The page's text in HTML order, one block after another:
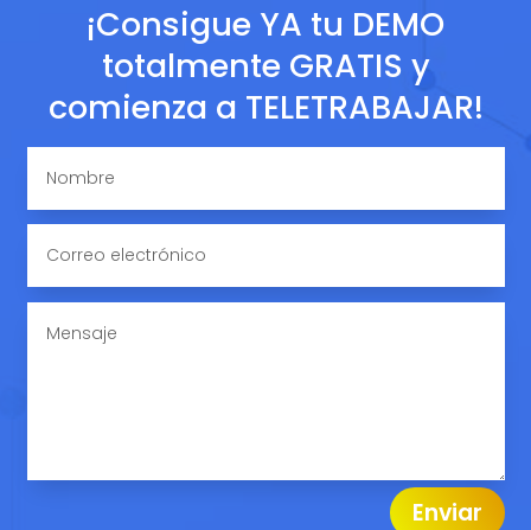
¡Consigue YA tu DEMO
totalmente GRATIS y
comienza a TELETRABAJAR!
Enviar